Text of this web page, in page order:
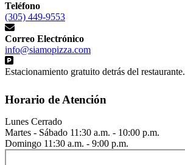
Teléfono
(305) 449-9553
Correo Electrónico
info@siamopizza.com
Estacionamiento gratuito detrás del restaurante.
Horario de Atención
Lunes Cerrado
Martes - Sábado 11:30 a.m. - 10:00 p.m.
Domingo 11:30 a.m. - 9:00 p.m.